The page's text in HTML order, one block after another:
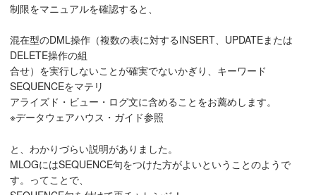
制限をマニュアルを確認すると、
混在型のDML操作（複数の表に対するINSERT、UPDATEまたは
DELETE操作の組
合せ）を実行しないことが確実でないかぎり、キーワード
SEQUENCEをマテリ
アライズド・ビュー・ログ文に含めることをお薦めします。
※データウェアハウス・ガイド参照
と、わかりづらい説明がありました。
MLOGにはSEQUENCE句をつけた方がよいということのようで
す。ってことで、